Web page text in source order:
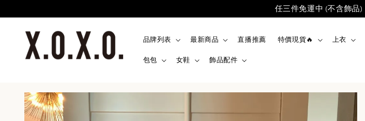
任三件免運中 (不含飾品)
品牌列表 最新商品 直播推薦 特價現貨🔥 上衣
包包 女鞋 飾品配件